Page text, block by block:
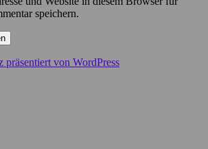
speichern.
präsentiert von WordPress